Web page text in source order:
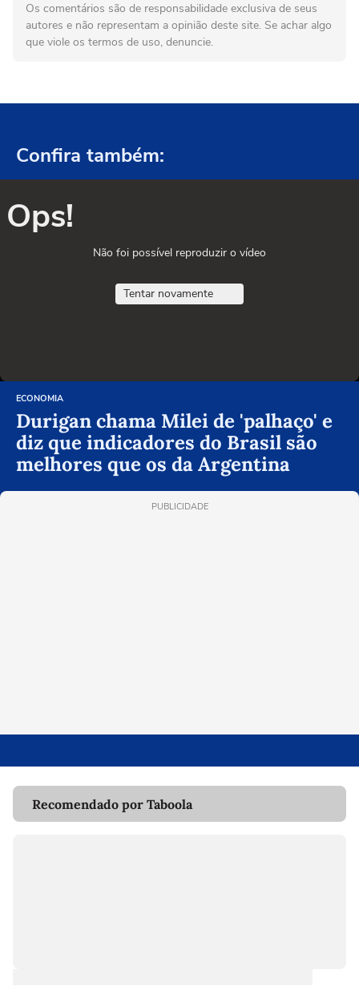
Os comentários são de responsabilidade exclusiva de seus
autores e não representam a opinião deste site. Se achar algo
que viole os termos de uso, denuncie.
Confira também:
Ops!
Não foi possível reproduzir o vídeo
Tentar novamente
ECONOMIA
Durigan chama Milei de 'palhaço' e
diz que indicadores do Brasil são
melhores que os da Argentina
PUBLICIDADE
Recomendado por Taboola